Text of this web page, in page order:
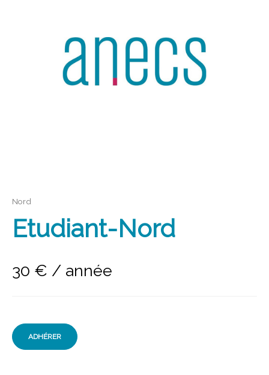
Nord
Etudiant-Nord
30 € / année
ADHÉRER